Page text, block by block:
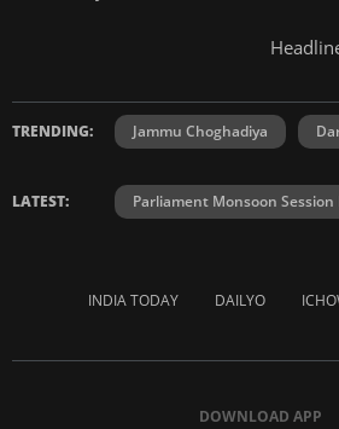
TRENDING: Jammu Choghadiya
LATEST: Parliament Monsoon Session
INDIA TODAY DAILYO
DOWNLOAD APP